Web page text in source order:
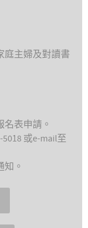
庭主婦及對讀書
表申請。
或e-mail至
知。